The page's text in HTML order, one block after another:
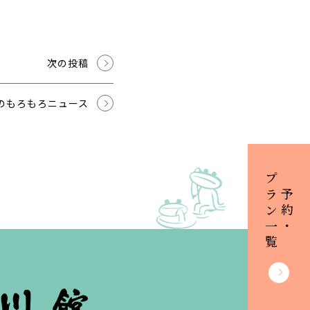
ご予約・
プラン一覧
次の投稿
もろもろニュース